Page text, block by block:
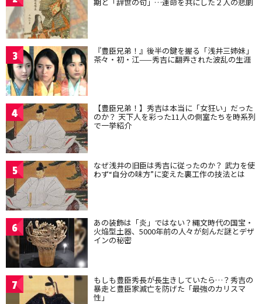
3 『豊臣兄弟！』後半の鍵を握る「浅井三姉妹」
茶々・初・江——秀吉に翻弄された波乱の生涯
4 【豊臣兄弟！】秀吉は本当に「女狂い」だった
のか？ 天下人を彩った11人の側室たちを時系列
で一挙紹介
5 なぜ浅井の旧臣は秀吉に従ったのか？ 武力を使
わず“自分の味方”に変えた裏工作の技法とは
6 あの装飾は「炎」ではない？縄文時代の国宝・
火焔型土器、5000年前の人々が刻んだ謎とデザ
インの秘密
7 もしも豊臣秀長が長生きしていたら…？秀吉の
暴走と豊臣家滅亡を防げた「最強のカリスマ
性」